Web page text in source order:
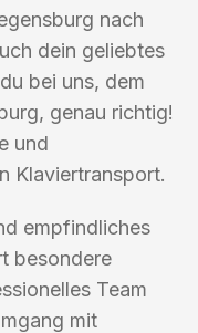
nach
dein geliebtes
bei uns, dem
genau richtig!
und
Klaviertransport.
empfindliches
besondere
Team
mit